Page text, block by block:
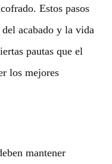
Estos pasos
acabado y la vida
pautas que el
los mejores
mantener